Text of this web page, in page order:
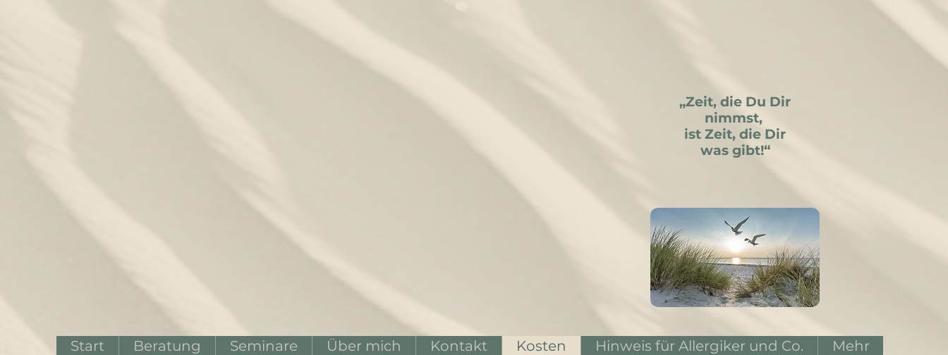
„Zeit, die Du Dir
nimmst,
ist Zeit, die Dir
was gibt!“
Start Beratung Seminare Über mich Kontakt Kosten Hinweis für Allergiker und Co. Mehr